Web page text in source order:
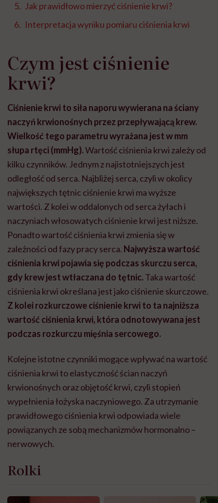
Jak prawidłowo mierzyć ciśnienie krwi?
Interpretacja wyniku pomiaru ciśnienia krwi
Czym jest ciśnienie
krwi?
Ciśnienie krwi to siła naporu wywierana na ściany
naczyń krwionośnych przez przepływającą krew.
Wielkość tego parametru wyrażana jest w mm
słupa rtęci (mmHg).Wartość ciśnienia krwi zależy od
kilku czynników. Jednym z najistotniejszych jest
odległość od serca. Najbliżej serca, czyli w okolicy
największych tętnic ciśnienie krwi ma wyższe
wartości. Z kolei w oddalonych od serca żyłach i
naczyniach włosowatych ciśnienie krwi jest niższe.
Ponadto wartość ciśnienia krwi zmienia się w
zależności od fazy pracy serca. Najwyższa wartość
ciśnienia krwi pojawia się podczas skurczu serca,
gdy krew jest wtłaczana do tętnic. Taka wartość
ciśnienia krwi określana jest jako ciśnienie skurczowe.
Z kolei rozkurczowe ciśnienie krwi to ta najniższa
wartość ciśnienia krwi, która odnotowywana jest
podczas rozkurczu mięśnia sercowego.
Kolejne istotne czynniki mogące wpływać na wartość
ciśnienia krwi to elastyczność ścian naczyń
krwionośnych oraz objętość krwi, czyli stopień
wypełnienia łożyska naczyniowego. Za utrzymanie
prawidłowego ciśnienia krwi odpowiada wiele
powiązanych ze sobą mechanizmów hormonalno –
nerwowych.
Rolki